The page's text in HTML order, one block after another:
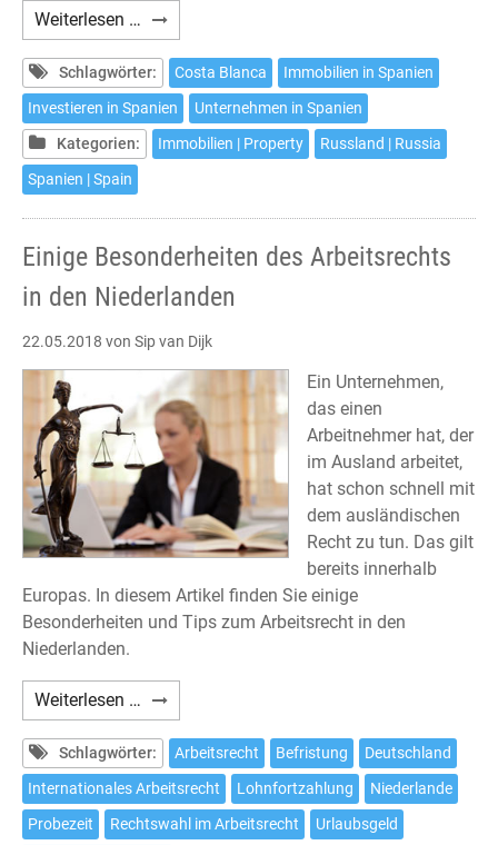
Weiterlesen … ИНВЕСТИЦИИ
НА
КОСТА
БЛАНКЕ
Schlagwörter: Costa Blanca
Immobilien in Spanien
Investieren in Spanien
Unternehmen in Spanien
Kategorien:
Immobilien | Property
Russland | Russia
Spanien | Spain
Einige Besonderheiten des Arbeitsrechts
in den Niederlanden
22.05.2018 von Sip van Dijk
Ein Unternehmen,
das einen
Arbeitnehmer hat, der
im Ausland arbeitet,
hat schon schnell mit
dem ausländischen
Recht zu tun. Das gilt
bereits innerhalb
Europas. In diesem Artikel finden Sie einige
Besonderheiten und Tips zum Arbeitsrecht in den
Niederlanden.
Weiterlesen … Einige
Besonderheiten
des
Arbeitsrechts
in
den
Schlagwörter: Arbeitsrecht Befristung
Deutschland
Internationales Arbeitsrecht
Lohnfortzahlung
Niederlande
Probezeit
Rechtswahl im Arbeitsrecht
Urlaubsgeld